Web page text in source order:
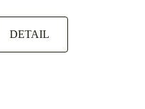
DETAIL